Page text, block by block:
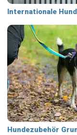
Internationale
Hundezubehör